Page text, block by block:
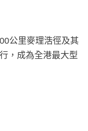
公里麥理浩徑及其
，成為全港最大型